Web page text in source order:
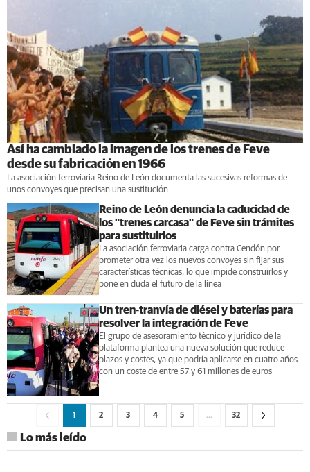
Así ha cambiado la imagen de los trenes de Feve
desde su fabricación en 1966
La asociación ferroviaria Reino de León documenta las sucesivas reformas de
unos convoyes que precisan una sustitución
Reino de León denuncia la caducidad de
los "trenes carcasa" de Feve sin trámites
para sustituirlos
La asociación ferroviaria carga contra Cendón por
prometer otra vez los nuevos convoyes sin fijar sus
características técnicas, lo que impide construirlos y
pone en duda el futuro de la línea
Un tren-tranvía de diésel y baterías para
resolver la integración de Feve
El grupo de asesoramiento técnico y jurídico de la
plataforma plantea una nueva solución que reduce
plazos y costes, ya que podría aplicarse en cuatro años
con un coste de entre 57 y 61 millones de euros
1 2 3 4 5 … 32
Lo más leído